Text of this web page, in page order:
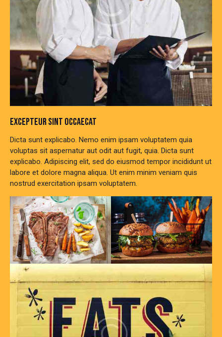
EXCEPTEUR SINT OCCAECAT
Dicta sunt explicabo. Nemo enim ipsam voluptatem quia
voluptas sit aspernatur aut odit aut fugit, quia. Dicta sunt
explicabo. Adipiscing elit, sed do eiusmod tempor incididunt ut
labore et dolore magna aliqua. Ut enim minim veniam quis
nostrud exercitation ipsam voluptatem.